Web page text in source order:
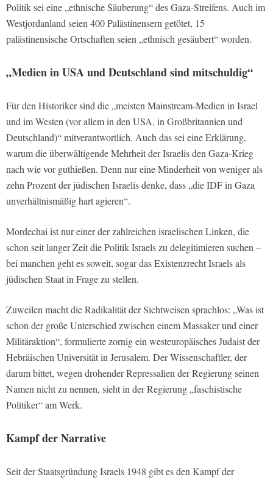
Politik sei eine „ethnische Säuberung“ des Gaza-Streifens. Auch im
Westjordanland seien 400 Palästinensern getötet, 15
palästinensische Ortschaften seien „ethnisch gesäubert“ worden.
„Medien in USA und Deutschland sind mitschuldig“
Für den Historiker sind die „meisten Mainstream-Medien in Israel
und im Westen (vor allem in den USA, in Großbritannien und
Deutschland)“ mitverantwortlich. Auch das sei eine Erklärung,
warum die überwältigende Mehrheit der Israelis den Gaza-Krieg
nach wie vor guthießen. Denn nur eine Minderheit von weniger als
zehn Prozent der jüdischen Israelis denke, dass „die IDF in Gaza
unverhältnismäßig hart agieren“.
Mordechai ist nur einer der zahlreichen israelischen Linken, die
schon seit langer Zeit die Politik Israels zu delegitimieren suchen –
bei manchen geht es soweit, sogar das Existenzrecht Israels als
jüdischen Staat in Frage zu stellen.
Zuweilen macht die Radikalität der Sichtweisen sprachlos: „Was ist
schon der große Unterschied zwischen einem Massaker und einer
Militäraktion“, formulierte zornig ein westeuropäisches Judaist der
Hebräischen Universität in Jerusalem. Der Wissenschaftler, der
darum bittet, wegen drohender Repressalien der Regierung seinen
Namen nicht zu nennen, sieht in der Regierung „faschistische
Politiker“ am Werk.
Kampf der Narrative
Seit der Staatsgründung Israels 1948 gibt es den Kampf der